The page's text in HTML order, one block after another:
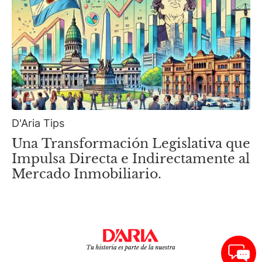
D'Aria Tips
Una Transformación Legislativa que
Impulsa Directa e Indirectamente al
Mercado Inmobiliario.